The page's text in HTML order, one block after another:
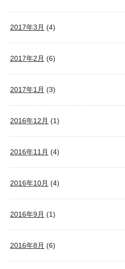
2017年3月 (4)
2017年2月 (6)
2017年1月 (3)
2016年12月 (1)
2016年11月 (4)
2016年10月 (4)
2016年9月 (1)
2016年8月 (6)